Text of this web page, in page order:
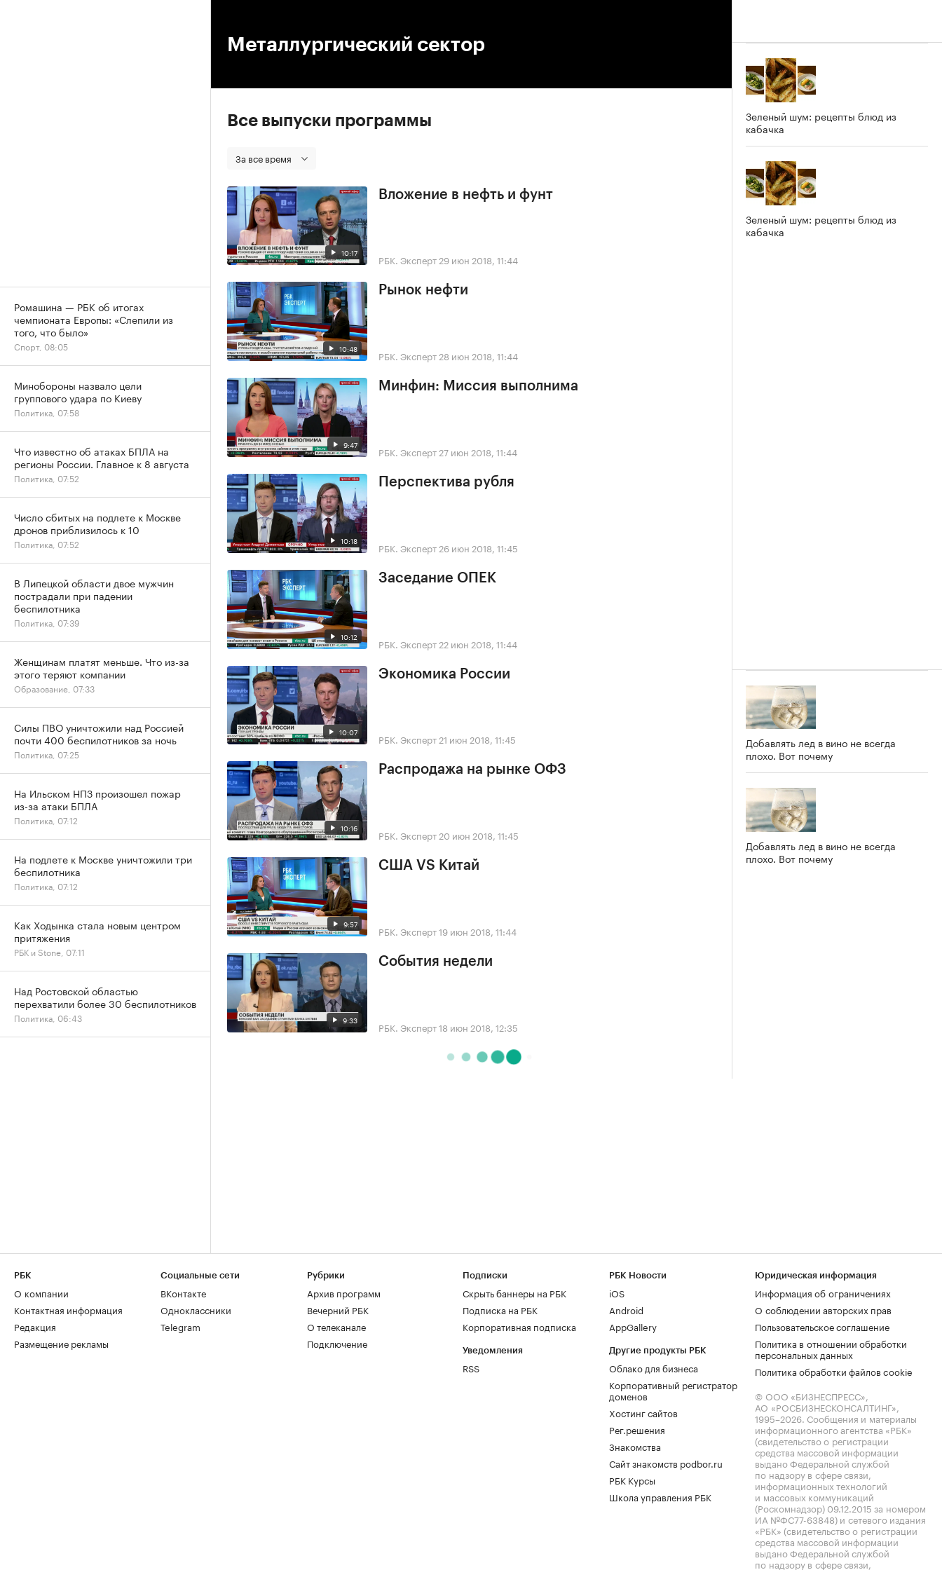
Металлургический сектор
Все выпуски программы
За все время
10:17
Вложение в нефть и фунт
РБК. Эксперт 29 июн 2018, 11:44
10:48
Рынок нефти
РБК. Эксперт 28 июн 2018, 11:44
9:47
Минфин: Миссия выполнима
РБК. Эксперт 27 июн 2018, 11:44
10:18
Перспектива рубля
РБК. Эксперт 26 июн 2018, 11:45
10:12
Заседание ОПЕК
РБК. Эксперт 22 июн 2018, 11:44
10:07
Экономика России
РБК. Эксперт 21 июн 2018, 11:45
10:16
Распродажа на рынке ОФЗ
РБК. Эксперт 20 июн 2018, 11:45
9:57
США VS Китай
РБК. Эксперт19 июн 2018, 11:44
9:33
События недели
РБК. Эксперт18 июн 2018, 12:35
Зеленый шум: рецепты блюд из
кабачка
Зеленый шум: рецепты блюд из
кабачка
Добавлять лед в вино не всегда
плохо. Вот почему
Добавлять лед в вино не всегда
плохо. Вот почему
Ромашина — РБК об итогах
чемпионата Европы: «Слепили из
того, что было»
Спорт, 08:05
Минобороны назвало цели
группового удара по Киеву
Политика, 07:58
Что известно об атаках БПЛА на
регионы России. Главное к 8 августа
Политика, 07:52
Число сбитых на подлете к Москве
дронов приблизилось к 10
Политика, 07:52
В Липецкой области двое мужчин
пострадали при падении
беспилотника
Политика, 07:39
Женщинам платят меньше. Что из-за
этого теряют компании
Образование, 07:33
Силы ПВО уничтожили над Россией
почти 400 беспилотников за ночь
Политика, 07:25
На Ильском НПЗ произошел пожар
из-за атаки БПЛА
Политика, 07:12
На подлете к Москве уничтожили три
беспилотника
Политика, 07:12
Как Ходынка стала новым центром
притяжения
РБК и Stone, 07:11
Над Ростовской областью
перехватили более 30 беспилотников
Политика, 06:43
РБК
О компании
Контактная информация
Редакция
Размещение рекламы
Социальные сети
ВКонтакте
Одноклассники
Telegram
Рубрики
Архив программ
Вечерний РБК
О телеканале
Подключение
Подписки
Скрыть баннеры на РБК
Подписка на РБК
Корпоративная подписка
Уведомления
RSS
РБК Новости
iOS
Android
AppGallery
Другие продукты РБК
Облако для бизнеса
Корпоративный регистратор
доменов
Хостинг сайтов
Рег.решения
Знакомства
Сайт знакомств podbor.ru
РБК Курсы
Школа управления РБК
Юридическая информация
Информация об ограничениях
О соблюдении авторских прав
Пользовательское соглашение
Политика в отношении обработки
персональных данных
Политика обработки файлов cookie
© ООО «БИЗНЕСПРЕСС»,
АО «РОСБИЗНЕСКОНСАЛТИНГ»,
1995–2026. Сообщения и материалы
информационного агентства «РБК»
(свидетельство о регистрации
средства массовой информации
выдано Федеральной службой
по надзору в сфере связи,
информационных технологий
и массовых коммуникаций
(Роскомнадзор) 09.12.2015 за номером
ИА №ФС77-63848) и сетевого издания
«РБК» (свидетельство о регистрации
средства массовой информации
выдано Федеральной службой
по надзору в сфере связи,